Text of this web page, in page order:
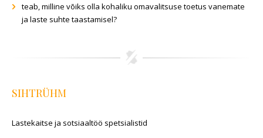
teab, milline võiks olla kohaliku omavalitsuse toetus vanemate
ja laste suhte taastamisel?
SIHTRÜHM
Lastekaitse ja sotsiaaltöö spetsialistid